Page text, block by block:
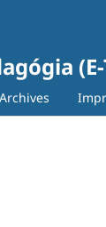
Archives